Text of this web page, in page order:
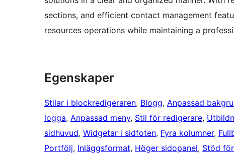
sections, and efficient contact management
resources operations while maintaining a
Egenskaper
Stilar i blockredigeraren, Blogg, Anpassad
logga, Anpassad meny, Stil för redigerare,
sidhuvud, Widgetar i sidfoten, Fyra kolumner,
Portfölj, Inläggsformat, Höger sidopanel, Stöd